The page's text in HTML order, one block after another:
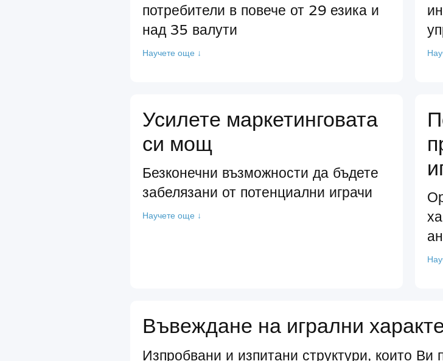
потребители в повече от 29 езика и
над 35 валути
Научете още ↓
Усилете маркетинговата
си мощ
Безконечни възможности да бъдете
забелязани от потенциални играчи
Научете още ↓
Въвеждане на игрални
Изпробвани и изпитани структури, които Ви